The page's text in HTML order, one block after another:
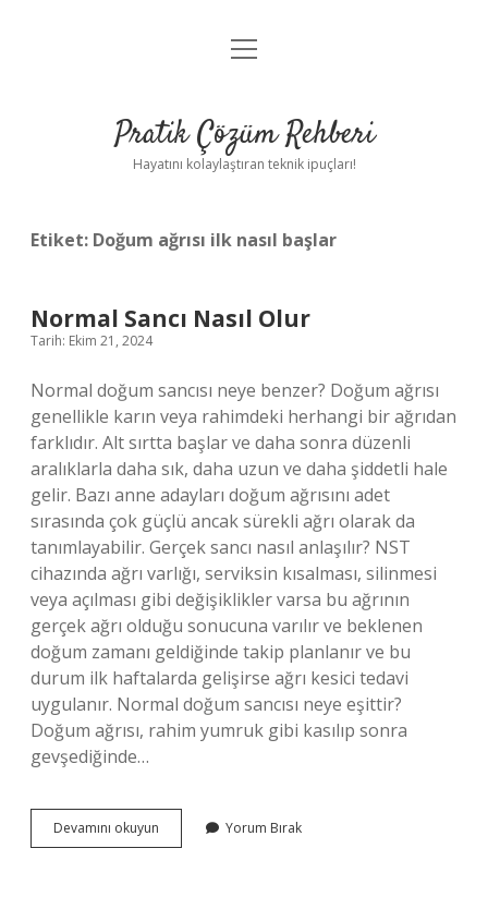
Anasayfa
Yasal Uyarı
menüyü
Pratik Çözüm Rehberi
Hayatını kolaylaştıran teknik ipuçları!
Etiket: Doğum ağrısı ilk nasıl başlar
Normal Sancı Nasıl Olur
Tarih: Ekim 21, 2024
Normal doğum sancısı neye benzer? Doğum ağrısı
genellikle karın veya rahimdeki herhangi bir ağrıdan
farklıdır. Alt sırtta başlar ve daha sonra düzenli
aralıklarla daha sık, daha uzun ve daha şiddetli hale
gelir. Bazı anne adayları doğum ağrısını adet
sırasında çok güçlü ancak sürekli ağrı olarak da
tanımlayabilir. Gerçek sancı nasıl anlaşılır? NST
cihazında ağrı varlığı, serviksin kısalması, silinmesi
veya açılması gibi değişiklikler varsa bu ağrının
gerçek ağrı olduğu sonucuna varılır ve beklenen
doğum zamanı geldiğinde takip planlanır ve bu
durum ilk haftalarda gelişirse ağrı kesici tedavi
uygulanır. Normal doğum sancısı neye eşittir?
Doğum ağrısı, rahim yumruk gibi kasılıp sonra
gevşediğinde…
Devamını okuyun
Sancı
Yorum Bırak